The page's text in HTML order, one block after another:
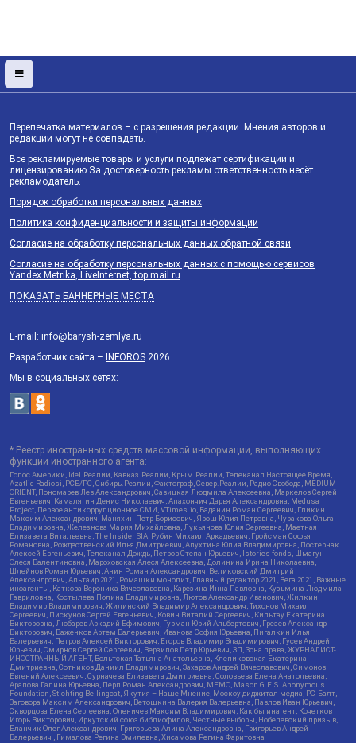
Перепечатка материалов – с разрешения редакции. Мнения авторов и
редакции могут не совпадать.
Все рекламируемые товары и услуги подлежат сертификации и
лицензированию.За достоверность рекламы ответственность несёт
рекламодатель.
Порядок обработки персональных данных
Политика конфиденциальности и защиты информации
Согласие на обработку персональных данных обратной связи
Согласие на обработку персональных данных с помощью сервисов
Yandex.Metrika, LiveInternet, top.mail.ru
ПОКАЗАТЬ БАННЕРНЫЕ МЕСТА
E-mail: info@barysh-zemlya.ru
Разработчик сайта – INFOROS 2026
Мы в социальных сетях:
* Реестр иностранных средств массовой информации, выполняющих
функции иностранного агента:
Голос Америки, Idel.Реалии, Кавказ.Реалии, Крым.Реалии, Телеканал Настоящее Время,
Azatliq Radiosi, PCE/PC, Сибирь.Реалии, Фактограф, Север.Реалии, Радио Свобода, MEDIUM-
ORIENT, Пономарев Лев Александрович, Савицкая Людмила Алексеевна, Маркелов Сергей
Евгеньевич, Камалягин Денис Николаевич, Апахончич Дарья Александровна, Medusa
Project, Первое антикоррупционное СМИ, VTimes.io, Баданин Роман Сергеевич, Гликин
Максим Александрович, Маняхин Петр Борисович, Ярош Юлия Петровна, Чуракова Ольга
Владимировна, Железнова Мария Михайловна, Лукьянова Юлия Сергеевна, Маетная
Елизавета Витальевна, The Insider SIA, Рубин Михаил Аркадьевич, Гройсман Софья
Романовна, Рождественский Илья Дмитриевич, Апухтина Юлия Владимировна, Постернак
Алексей Евгеньевич, Телеканал Дождь, Петров Степан Юрьевич, Istories fonds, Шмагун
Олеся Валентиновна, Мароховская Алеся Алексеевна, Долинина Ирина Николаевна,
Шлейнов Роман Юрьевич, Анин Роман Александрович, Великовский Дмитрий
Александрович, Альтаир 2021, Ромашки монолит, Главный редактор 2021, Вега 2021, Важные
иноагенты, Каткова Вероника Вячеславовна, Карезина Инна Павловна, Кузьмина Людмила
Гавриловна, Костылева Полина Владимировна, Лютов Александр Иванович, Жилкин
Владимир Владимирович, Жилинский Владимир Александрович, Тихонов Михаил
Сергеевич, Пискунов Сергей Евгеньевич, Ковин Виталий Сергеевич, Кильтау Екатерина
Викторовна, Любарев Аркадий Ефимович, Гурман Юрий Альбертович, Грезев Александр
Викторович, Важенков Артем Валерьевич, Иванова София Юрьевна, Пигалкин Илья
Валерьевич, Петров Алексей Викторович, Егоров Владимир Владимирович, Гусев Андрей
Юрьевич, Смирнов Сергей Сергеевич, Верзилов Петр Юрьевич, ЗП, Зона права, ЖУРНАЛИСТ-
ИНОСТРАННЫЙ АГЕНТ, Вольтская Татьяна Анатольевна, Клепиковская Екатерина
Дмитриевна, Сотников Даниил Владимирович, Захаров Андрей Вячеславович, Симонов
Евгений Алексеевич, Сурначева Елизавета Дмитриевна, Соловьева Елена Анатольевна,
Арапова Галина Юрьевна, Перл Роман Александрович, МЕМО, Mason G.E.S. Anonymous
Foundation, Stichting Bellingcat, Якутия – Наше Мнение, Москоу диджитал медиа, РС-Балт,
Заговора Максим Александрович, Ветошкина Валерия Валерьевна, Павлов Иван Юрьевич,
Скворцова Елена Сергеевна, Оленичев Максим Владимирович, Как бы инагент, Кочетков
Игорь Викторович, Иркутский союз библиофилов, Честные выборы, Нобелевский призыв,
Еланчик Олег Александрович, Григорьева Алина Александровна, Григорьев Андрей
Валерьевич , Гималова Регина Эмилевна, Хисамова Регина Фаритовна